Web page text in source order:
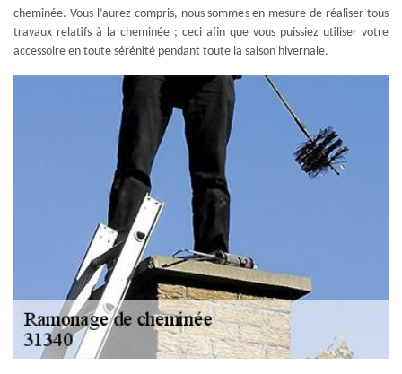
cheminée. Vous l’aurez compris, nous sommes en mesure de réaliser tous
travaux relatifs à la cheminée ; ceci afin que vous puissiez utiliser votre
accessoire en toute sérénité pendant toute la saison hivernale.